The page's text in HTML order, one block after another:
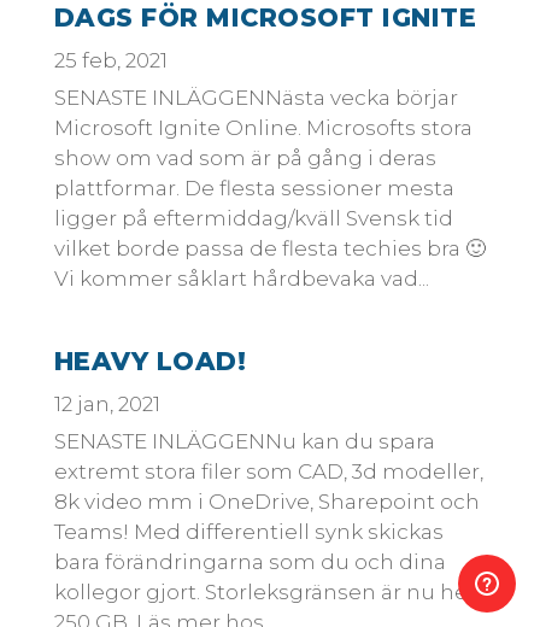
DAGS FÖR MICROSOFT IGNITE
25 feb, 2021
SENASTE INLÄGGENNästa vecka börjar
Microsoft Ignite Online. Microsofts stora
show om vad som är på gång i deras
plattformar. De flesta sessioner mesta
ligger på eftermiddag/kväll Svensk tid
vilket borde passa de flesta techies bra 🙂
Vi kommer såklart hårdbevaka vad...
HEAVY LOAD!
12 jan, 2021
SENASTE INLÄGGENNu kan du spara
extremt stora filer som CAD, 3d modeller,
8k video mm i OneDrive, Sharepoint och
Teams! Med differentiell synk skickas
bara förändringarna som du och dina
kollegor gjort. Storleksgränsen är nu hela
250 GB. Läs mer hos...